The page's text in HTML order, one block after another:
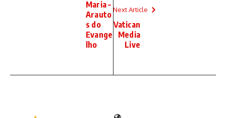
Maria –
Arauto
s do
Evange
lho
Next Article
Vatican
Media
Live